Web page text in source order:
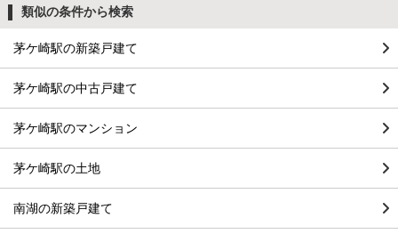
類似の条件から検索
茅ケ崎駅の新築戸建て
茅ケ崎駅の中古戸建て
茅ケ崎駅のマンション
茅ケ崎駅の土地
南湖の新築戸建て